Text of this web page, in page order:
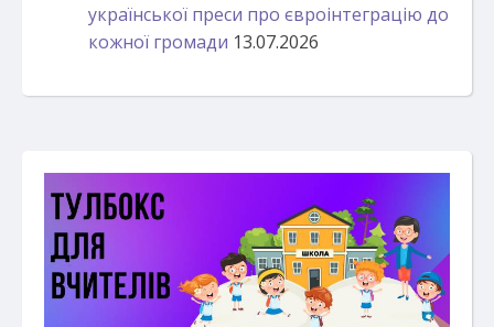
української преси про євроінтеграцію до
кожної громади 13.07.2026